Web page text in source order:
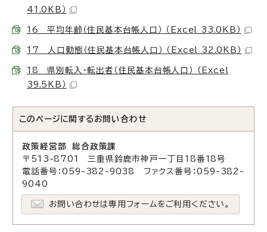
41.0KB）
16 平均年齢（住民基本台帳人口） （Excel 33.0KB）
17 人口動態（住民基本台帳人口） （Excel 32.0KB）
18 県別転入・転出者（住民基本台帳人口） （Excel
39.5KB）
このページに関する お問い合わせ
政策経営部 総合政策課
〒513-8701 三重県鈴鹿市神戸一丁目18番18号
電話番号：059-382-9038 ファクス番号：059-382-
9040
お問い合わせは専用フォームをご利用ください。